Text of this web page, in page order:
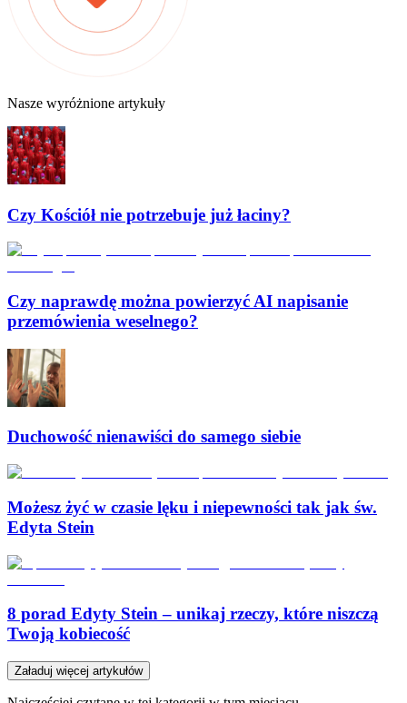
Nasze wyróżnione artykuły
Czy Kościół nie potrzebuje już łaciny?
Czy naprawdę można powierzyć AI napisanie
przemówienia weselnego?
Duchowość nienawiści do samego siebie
Możesz żyć w czasie lęku i niepewności tak jak św.
Edyta Stein
8 porad Edyty Stein – unikaj rzeczy, które niszczą
Twoją kobiecość
Załaduj więcej artykułów